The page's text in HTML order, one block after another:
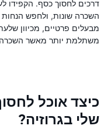
דרכים לחסוך כסף. הקפידו
השכרה שונות, ולחפש
מבעלים פרטיים, מכיוון
משתלמת יותר מאשר
כיצד אוכל
שלי בגרוזיה?